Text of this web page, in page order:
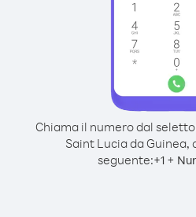
Chiama il numero dal
Saint Lucia da Guinea,
seguente:+1+